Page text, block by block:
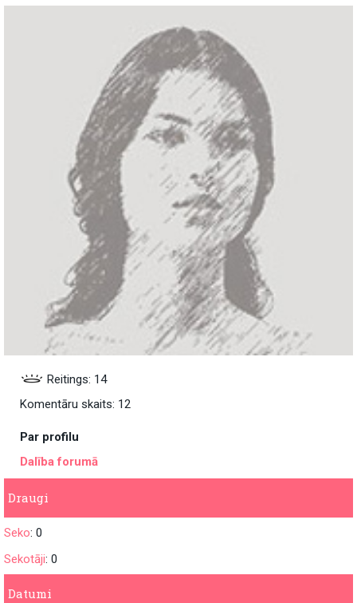
Reitings: 14
Komentāru skaits: 12
Par profilu
Dalība forumā
Draugi
Seko: 0
Sekotāji: 0
Datumi